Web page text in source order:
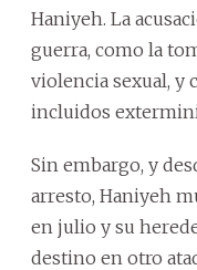
Haniyeh. La
guerra, como la
violencia sexual, y
incluidos
Sin embargo, y
arresto, Haniyeh
en julio y su
destino en otro